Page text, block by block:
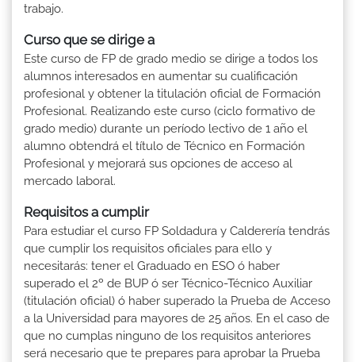
trabajo.
Curso que se dirige a
Este curso de FP de grado medio se dirige a todos los
alumnos interesados en aumentar su cualificación
profesional y obtener la titulación oficial de Formación
Profesional. Realizando este curso (ciclo formativo de
grado medio) durante un período lectivo de 1 año el
alumno obtendrá el título de Técnico en Formación
Profesional y mejorará sus opciones de acceso al
mercado laboral.
Requisitos a cumplir
Para estudiar el curso FP Soldadura y Calderería tendrás
que cumplir los requisitos oficiales para ello y
necesitarás: tener el Graduado en ESO ó haber
superado el 2º de BUP ó ser Técnico-Técnico Auxiliar
(titulación oficial) ó haber superado la Prueba de Acceso
a la Universidad para mayores de 25 años. En el caso de
que no cumplas ninguno de los requisitos anteriores
será necesario que te prepares para aprobar la Prueba